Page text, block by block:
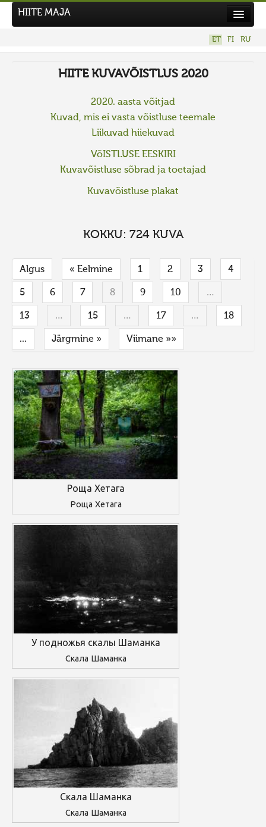
Uudised
HIITE MAJA
ET FI RU
HIITE KUVAVÕISTLUS 2020
2020. aasta võitjad
Kuvad, mis ei vasta võistluse teemale
Liikuvad hiiekuvad
VõISTLUSE EESKIRI
Kuvavõistluse sõbrad ja toetajad
Kuvavõistluse plakat
KOKKU: 724 KUVA
Algus « Eelmine 1 2 3 4
5 6 7 8 9 10 …
13 … 15 … 17 … 18
... Järgmine » Viimane »»
Роща Хетага
Роща Хетага
У подножья скалы Шаманка
Скала Шаманка
Скала Шаманка
Скала Шаманка